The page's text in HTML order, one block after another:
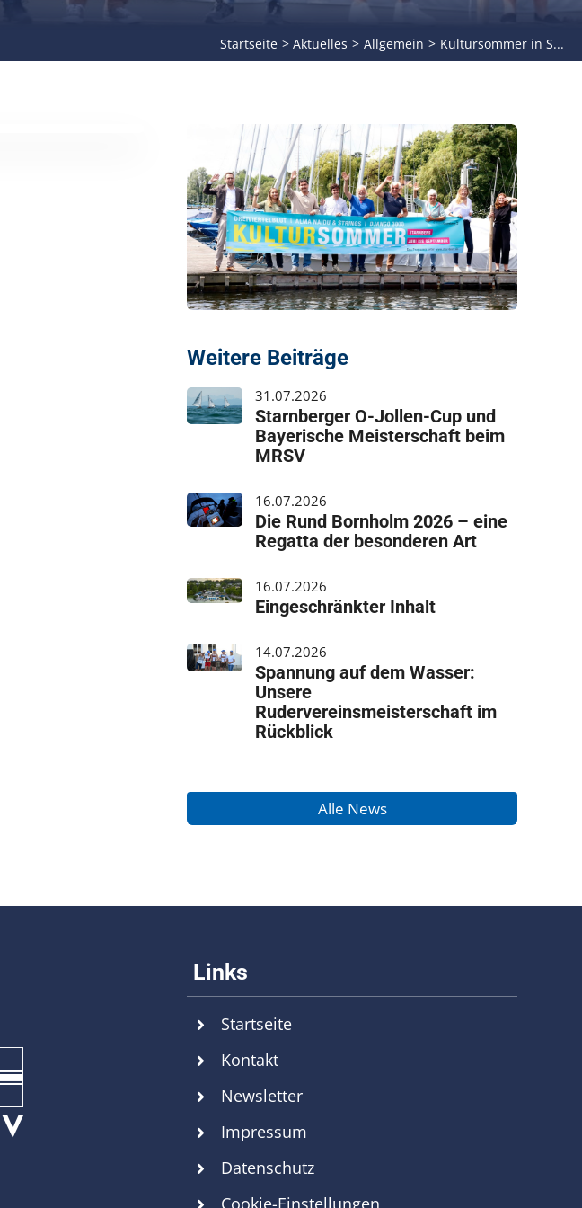
Startseite Aktuelles Allgemein Kultursommer in S...
Weitere Beiträge
31.07.2026
Starnberger O-Jollen-Cup und
Bayerische Meisterschaft beim
MRSV
16.07.2026
Die Rund Bornholm 2026 – eine
Regatta der besonderen Art
16.07.2026
Eingeschränkter Inhalt
14.07.2026
Spannung auf dem Wasser:
Unsere
Rudervereinsmeisterschaft im
Rückblick
Alle News
Startseite
Kontakt
Newsletter
Impressum
Datenschutz